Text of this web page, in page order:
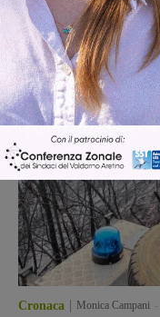
Ultime Notizie
Cronaca Monica Campani